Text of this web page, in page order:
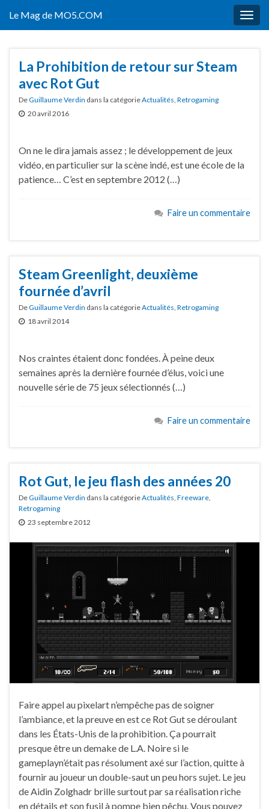
Le Mag de MO5.COM
La Prohibition de retour sur Steam
avec Rot Gut
DeGuillaume Verdin dans la catégorieActualités, Retrogaming
20 avril 2016
On ne le dira jamais assez ; le développement de jeux
vidéo, en particulier sur la scène indé, est une école de la
patience… C’est en septembre 2012 (…)
Faire un commentaire
Steam Greenlight, deuxième
fournée d’avril
DeGuillaume Verdin dans la catégorieActualités Retrogaming
18 avril 2014
Nos craintes étaient donc fondées. À peine deux
semaines après la dernière fournée d’élus, voici une
nouvelle série de 75 jeux sélectionnés (…)
Faire un commentaire
Rot Gut, le jeu flash des années 20
DeGuillaume Verdin dans la catégorieActualités, Freeware,
Retrogaming
23 septembre 2012
Faire appel au pixelart n’empêche pas de soigner
l’ambiance, et la preuve en est ce Rot Gut se déroulant
dans les États-Unis de la prohibition. Ça pourrait
presque être un demake de L.A. Noire si le
gameplayn’était pas résolument axé sur l’action, quitte à
fournir au joueur un double-saut un peu hors sujet. Le jeu
de Aidin Zolghadr brille surtout par sa réalisation riche
en détails et son fusil à pompe bien pêchu. Vous pouvez